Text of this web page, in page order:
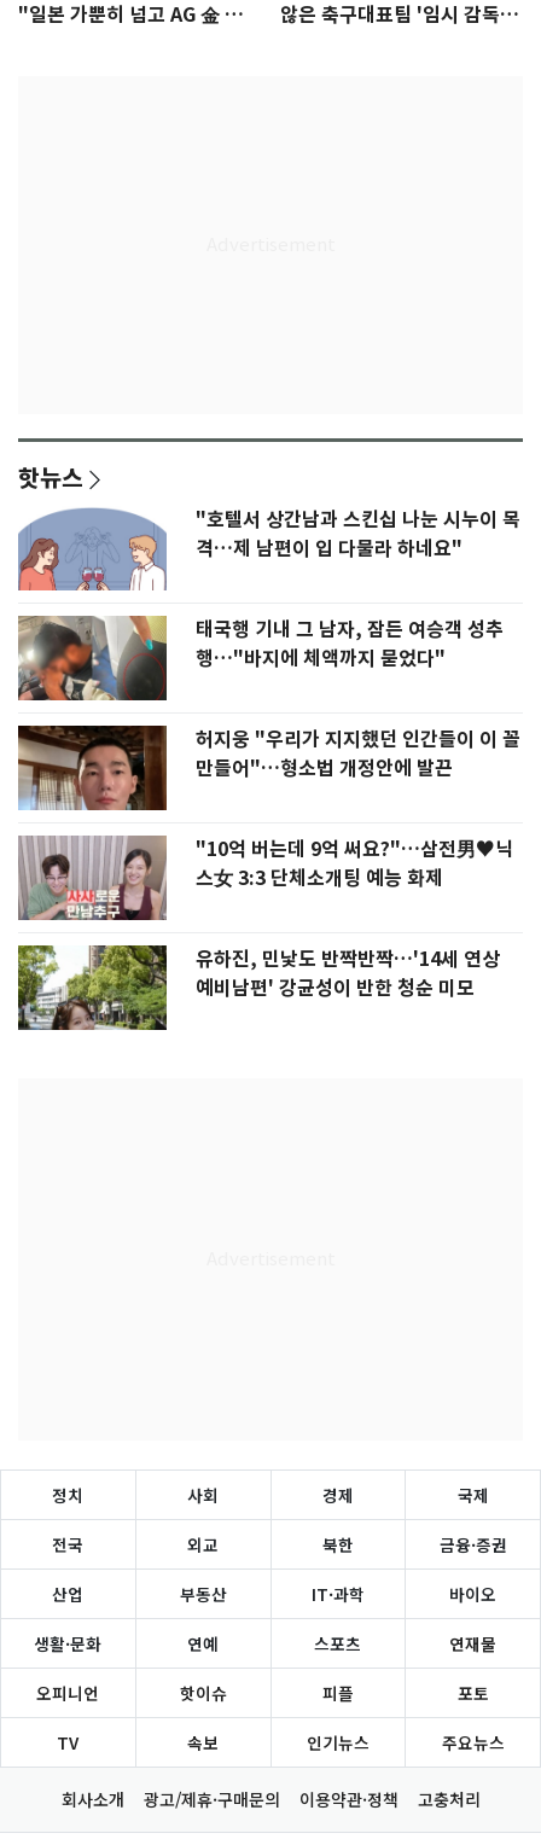
"일본 가뿐히 넘고 AG 金 따겠
않은 축구대표팀 '임시 감독'
핫뉴스
"호텔서 상간남과 스킨십 나눈 시누이 목
격…제 남편이 입 다물라 하네요"
태국행 기내 그 남자, 잠든 여승객 성추
행…"바지에 체액까지 묻었다"
허지웅 "우리가 지지했던 인간들이 이 꼴
만들어"…형소법 개정안에 발끈
"10억 버는데 9억 써요?"…삼전男♥닉
스女 3:3 단체소개팅 예능 화제
유하진, 민낯도 반짝반짝…'14세 연상
예비남편' 강균성이 반한 청순 미모
정치 사회 경제 국제
전국 외교 북한 금융·증권
산업 부동산 IT·과학 바이오
생활·문화 연예 스포츠 연재물
오피니언 핫이슈 피플 포토
TV 속보 인기뉴스 주요뉴스
회사소개 광고/제휴·구매문의 이용약관·정책 고충처리